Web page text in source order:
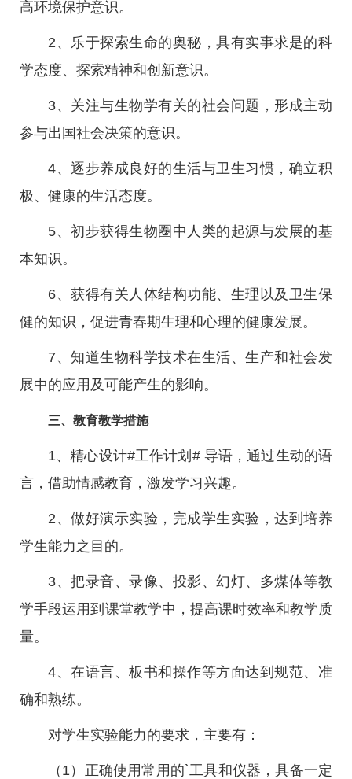
高环境保护意识。
2、乐于探索生命的奥秘，具有实事求是的科
学态度、探索精神和创新意识。
3、关注与生物学有关的社会问题，形成主动
参与出国社会决策的意识。
4、逐步养成良好的生活与卫生习惯，确立积
极、健康的生活态度。
5、初步获得生物圈中人类的起源与发展的基
本知识。
6、获得有关人体结构功能、生理以及卫生保
健的知识，促进青春期生理和心理的健康发展。
7、知道生物科学技术在生活、生产和社会发
展中的应用及可能产生的影响。
三、教育教学措施
1、精心设计#工作计划# 导语，通过生动的语
言，借助情感教育，激发学习兴趣。
2、做好演示实验，完成学生实验，达到培养
学生能力之目的。
3、把录音、录像、投影、幻灯、多煤体等教
学手段运用到课堂教学中，提高课时效率和教学质
量。
4、在语言、板书和操作等方面达到规范、准
确和熟练。
对学生实验能力的要求，主要有：
（1）正确使用常用的`工具和仪器，具备一定